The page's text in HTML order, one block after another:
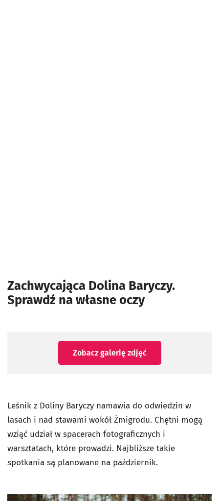
Zachwycająca Dolina Baryczy.
Sprawdź na własne oczy
Zobacz galerię zdjęć
Leśnik z Doliny Baryczy namawia do odwiedzin w
lasach i nad stawami wokół Żmigrodu. Chętni mogą
wziąć udział w spacerach fotograficznych i
warsztatach, które prowadzi. Najbliższe takie
spotkania są planowane na październik.